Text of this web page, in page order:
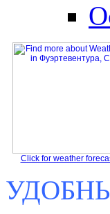
Click for weather